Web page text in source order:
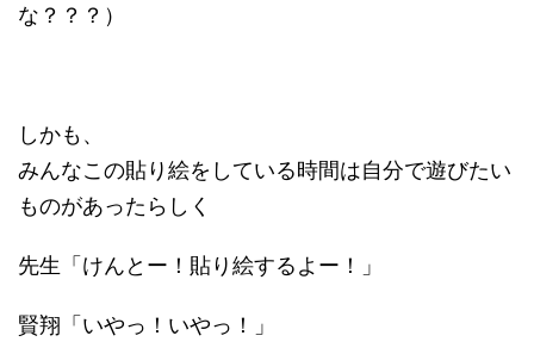
な？？？）
しかも、
みんなこの貼り絵をしている時間は自分で遊びたい
ものがあったらしく
先生「けんとー！貼り絵するよー！」
賢翔「いやっ！いやっ！」